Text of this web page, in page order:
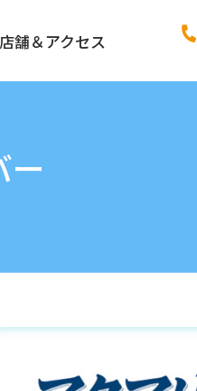
店舗＆アクセス
ー